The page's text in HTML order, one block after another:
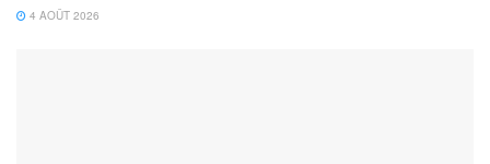
4 AOÛT 2026